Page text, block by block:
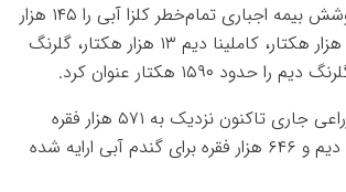
شمس‌زاده سطح پوشش بیمه اجباری تمام‌خطر کلزا آبی را ۱۴۵ هزار
هکتار، کلزا دیم ۳۴ هزار هکتار، کاملینا دیم ۱۳ هزار هکتار، گلرنگ
وی گفت: در سال زراعی جاری تاکنون نزدیک به ۵۷۱ هزار فقره
بیمه‌نامه برای گندم دیم و ۶۴۶ هزار فقره برای گندم آبی ارایه شده